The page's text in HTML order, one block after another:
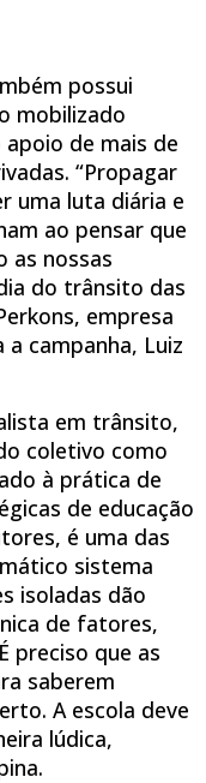
possui
mobilizado
de mais de
“Propagar
uma luta diária e
ao pensar que
as nossas
do trânsito das
empresa
campanha, Luiz
em trânsito,
coletivo como
à prática de
de educação
é uma das
sistema
isoladas dão
de fatores,
preciso que as
saberem
A escola deve
lúdica,